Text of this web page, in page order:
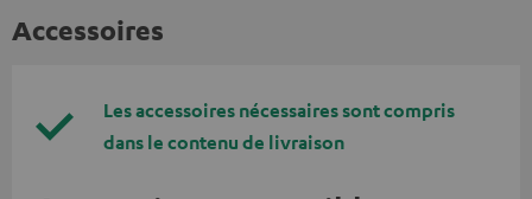
Accessoires
Les accessoires nécessaires sont compris
dans le contenu de livraison